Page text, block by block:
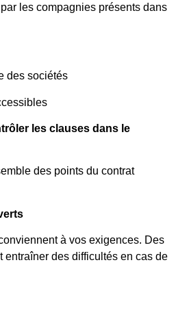
les compagnies présents dans
des sociétés
les clauses dans le
des points du contrat
à vos exigences. Des
entraîner des difficultés en cas de